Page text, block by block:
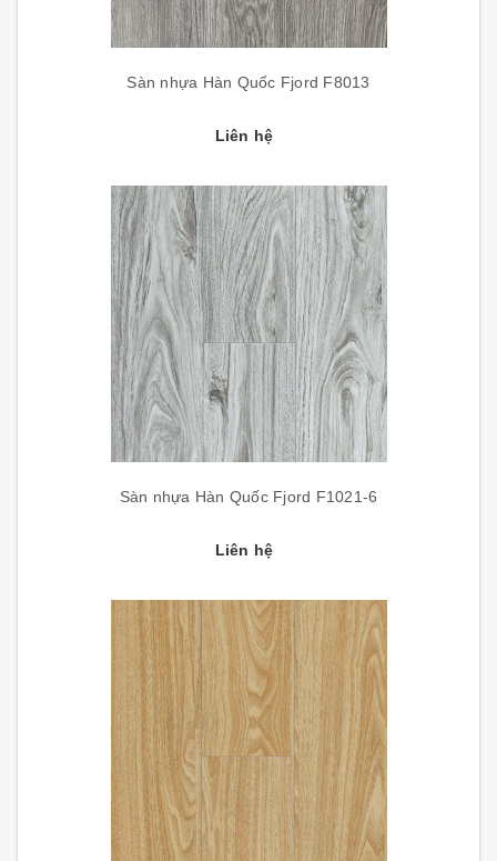
Sàn nhựa Hàn Quốc Fjord F8013
Liên hệ
Sàn nhựa Hàn Quốc Fjord F1021-6
Liên hệ